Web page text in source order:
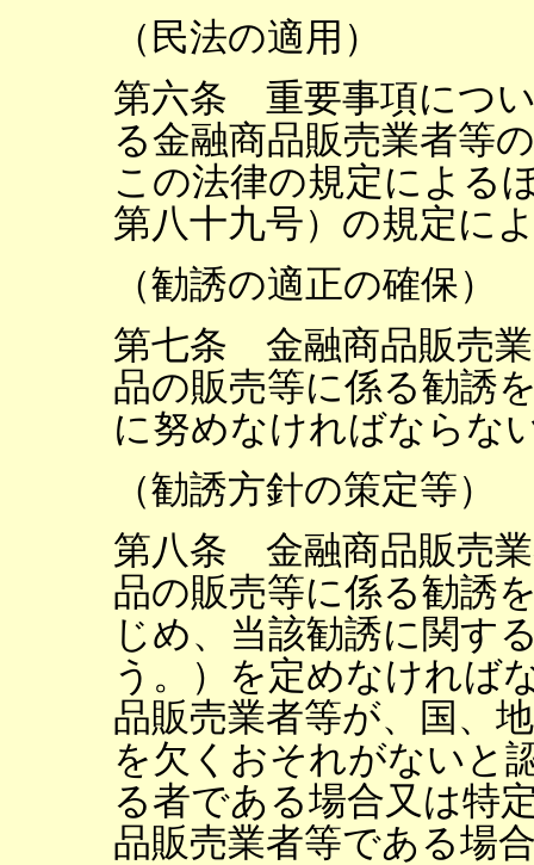
（民法の適用）
第六条 重要事項につ
る金融商品販売業者等
この法律の規定による
第八十九号）の規定に
（勧誘の適正の確保）
第七条 金融商品販売
品の販売等に係る勧誘
に努めなければならな
（勧誘方針の策定等）
第八条 金融商品販売
品の販売等に係る勧誘
じめ、当該勧誘に関す
う。）を定めなければ
品販売業者等が、国、
を欠くおそれがないと
る者である場合又は特
品販売業者等である場